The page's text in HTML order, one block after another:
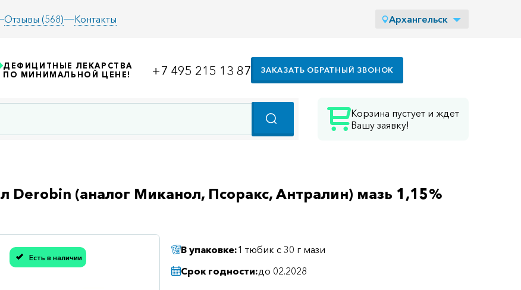
Отзывы (568) Контакты Архангельск
Корзина пустует и ждет
Вашу заявку!
ДЕФИЦИТНЫЕ ЛЕКАРСТВА
ПО МИНИМАЛЬНОЙ ЦЕНЕ!
+7 495 215 13 87 ЗАКАЗАТЬ ОБРАТНЫЙ ЗВОНОК
Derobin (аналог Миканол, Псоракс, Антралин) мазь 1,15%
Есть в наличии
мы учли Вашу оценку!
В упаковке:1 тюбик с 30 г мази
Срок годности:до 02.2028